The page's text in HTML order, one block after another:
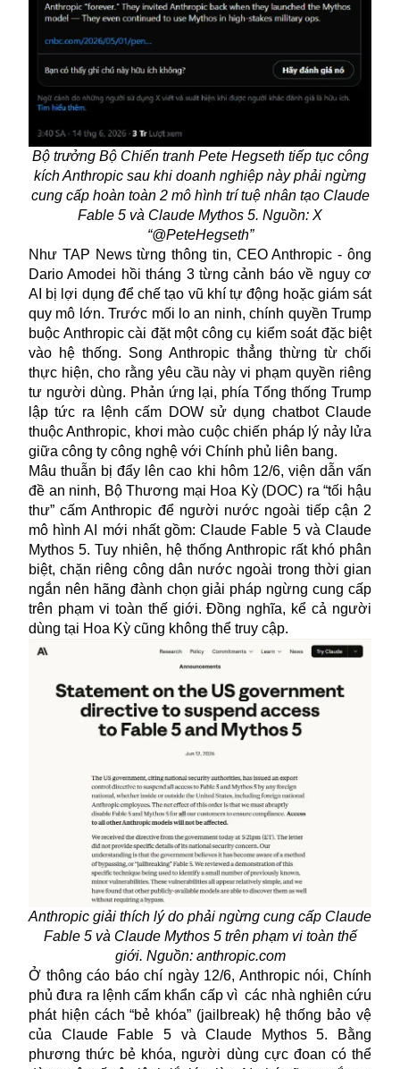
Bộ trưởng Bộ Chiến tranh Pete Hegseth tiếp tục công
kích Anthropic sau khi doanh nghiệp này phải ngừng
cung cấp hoàn toàn 2 mô hình trí tuệ nhân tạo Claude
Fable 5 và Claude Mythos 5. Nguồn: X
“@PeteHegseth”
Như TAP News từng thông tin, CEO Anthropic - ông
Dario Amodei hồi tháng 3 từng cảnh báo về nguy cơ
AI bị lợi dụng để chế tạo vũ khí tự động hoặc giám sát
quy mô lớn. Trước mối lo an ninh, chính quyền Trump
buộc Anthropic cài đặt một công cụ kiểm soát đặc biệt
vào hệ thống. Song Anthropic thẳng thừng từ chối
thực hiện, cho rằng yêu cầu này vi phạm quyền riêng
tư người dùng. Phản ứng lại, phía Tổng thống Trump
lập tức ra lệnh cấm DOW sử dụng chatbot Claude
thuộc Anthropic, khơi mào cuộc chiến pháp lý nảy lửa
giữa công ty công nghệ với Chính phủ liên bang.
Mâu thuẫn bị đẩy lên cao khi hôm 12/6, viện dẫn vấn
đề an ninh, Bộ Thương mại Hoa Kỳ (DOC) ra “tối hậu
thư” cấm Anthropic để người nước ngoài tiếp cận 2
mô hình AI mới nhất gồm: Claude Fable 5 và Claude
Mythos 5. Tuy nhiên, hệ thống Anthropic rất khó phân
biệt, chặn riêng công dân nước ngoài trong thời gian
ngắn nên hãng đành chọn giải pháp ngừng cung cấp
trên phạm vi toàn thế giới. Đồng nghĩa, kể cả người
dùng tại Hoa Kỳ cũng không thể truy cập.
Anthropic giải thích lý do phải ngừng cung cấp Claude
Fable 5 và Claude Mythos 5 trên phạm vi toàn thế
giới. Nguồn: anthropic.com
Ở thông cáo báo chí ngày 12/6, Anthropic nói, Chính
phủ đưa ra lệnh cấm khẩn cấp vì các nhà nghiên cứu
phát hiện cách “bẻ khóa” (jailbreak) hệ thống bảo vệ
của Claude Fable 5 và Claude Mythos 5. Bằng
phương thức bẻ khóa, người dùng cực đoan có thể